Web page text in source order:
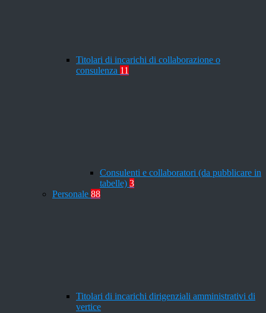
Titolari di incarichi di collaborazione o
consulenza 11
Consulenti e collaboratori (da pubblicare in
tabelle) 3
Personale 88
Titolari di incarichi dirigenziali amministrativi di
vertice